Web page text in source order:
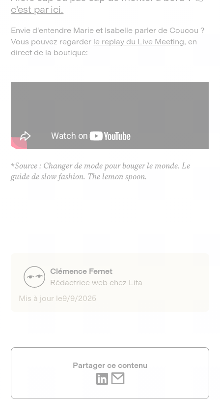
c'est par ici.
Envie d'entendre Marie et Isabelle parler de Coucou ?
Vous pouvez regarder le replay du Live Meeting, en
direct de la boutique:
*Source : Changer de mode pour bouger le monde. Le
guide de slow fashion. The lemon spoon.
Clémence Fernet
Rédactrice web chez Lita
Mis à jour le9/9/2025
Partager ce contenu